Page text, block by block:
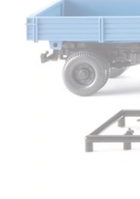
KONTAKT
MEIN KONTO